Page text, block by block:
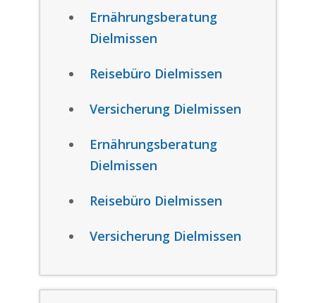
Ernährungsberatung
Dielmissen
Reisebüro Dielmissen
Versicherung Dielmissen
Ernährungsberatung
Dielmissen
Reisebüro Dielmissen
Versicherung Dielmissen